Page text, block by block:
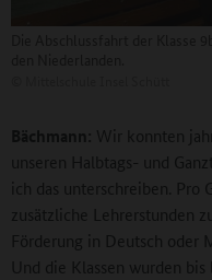
Bächmann: Wir konnten
unseren Halbtags- und
ich das unterschreiben. Pro
zusätzliche Lehrerstunden
Förderung in Deutsch oder
Und die Klassen wurden